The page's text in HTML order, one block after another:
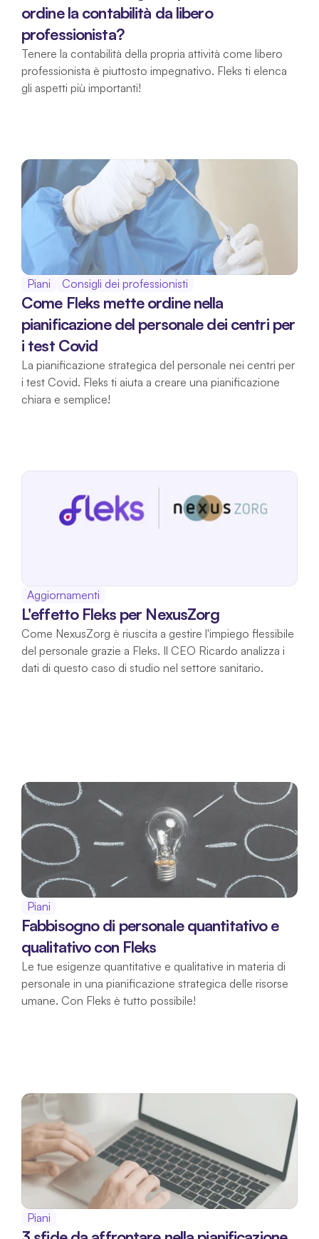
ordine la contabilità da libero
professionista?
Tenere la contabilità della propria attività come libero
professionista è piuttosto impegnativo. Fleks ti elenca
gli aspetti più importanti!
Piani Consigli dei professionisti
Come Fleks mette ordine nella
pianificazione del personale dei centri per
i test Covid
La pianificazione strategica del personale nei centri per
i test Covid. Fleks ti aiuta a creare una pianificazione
chiara e semplice!
Aggiornamenti
L'effetto Fleks per NexusZorg
Come NexusZorg è riuscita a gestire l'impiego flessibile
del personale grazie a Fleks. Il CEO Ricardo analizza i
dati di questo caso di studio nel settore sanitario.
Piani
Fabbisogno di personale quantitativo e
qualitativo con Fleks
Le tue esigenze quantitative e qualitative in materia di
personale in una pianificazione strategica delle risorse
umane. Con Fleks è tutto possibile!
Piani